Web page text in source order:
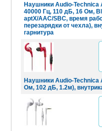
Наушники Audio-Technica
40000 Гц, 110 дБ, 16 Ом,
aptX/AAC/SBC, время
перезарядки от чехла),
гарнитура
Наушники Audio-Technica
Ом, 102 дБ, 1.2м),